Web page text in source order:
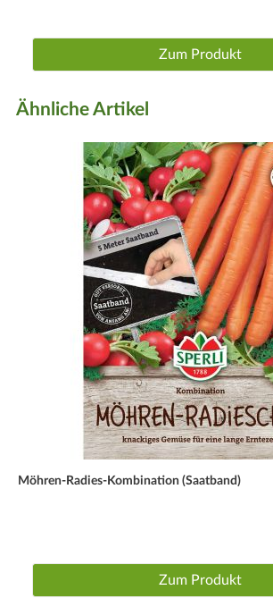
Zum Produkt
Ähnliche Artikel
Möhren-Radies-Kombination (Saatband)
Zum Produkt